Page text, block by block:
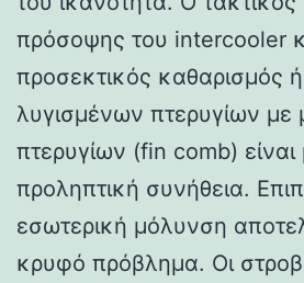
πρόσοψης του intercooler
προσεκτικός καθαρισμός
λυγισμένων πτερυγίων με
πτερυγίων (fin comb) είναι
προληπτική συνήθεια.
εσωτερική μόλυνση
κρυφό πρόβλημα. Οι